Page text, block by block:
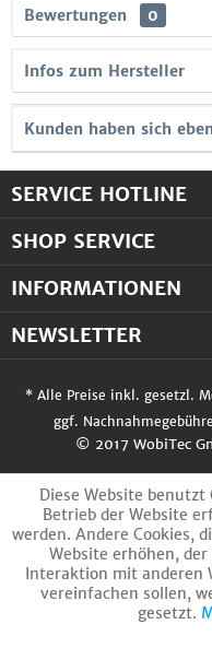
Bewertungen 0
Infos zum Hersteller
Kunden haben sich
SERVICE HOTLINE
SHOP SERVICE
INFORMATIONEN
NEWSLETTER
* Alle Preise inkl. gesetzl.
ggf.
© 2017 WobiTec
Diese Website
Betrieb der Website
werden. Andere Cookies,
Website erhöhen,
Interaktion mit anderen
vereinfachen sollen,
gesetzt.